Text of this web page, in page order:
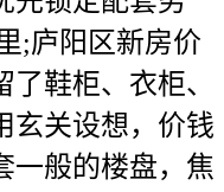
;庐阳区新房价
鞋柜、衣柜、
玄关设想，价钱
一般的楼盘，焦